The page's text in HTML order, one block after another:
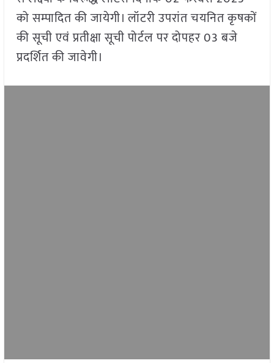
को सम्पादित की जायेगी। लॉटरी उपरांत चयनित कृषकों
की सूची एवं प्रतीक्षा सूची पोर्टल पर दोपहर 03 बजे
प्रदर्शित की जावेगी।